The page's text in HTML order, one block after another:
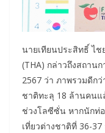
นายเทียนประสิทธิ์ ไ
(THA) กล่าวถึงสถาน
2567 ว่า ภาพรวมดีก
ชาติทะลุ 18 ล้านคนแ
ช่วงโลซีซั่น หากนักท่
เที่ยวต่างชาติที่ 36-